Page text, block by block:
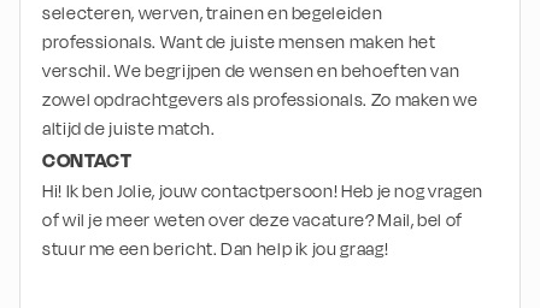
selecteren, werven, trainen en begeleiden
professionals. Want de juiste mensen maken het
verschil. We begrijpen de wensen en behoeften van
zowel opdrachtgevers als professionals. Zo maken we
altijd de juiste match.
CONTACT
Hi! Ik ben Jolie, jouw contactpersoon! Heb je nog vragen
of wil je meer weten over deze vacature? Mail, bel of
stuur me een bericht. Dan help ik jou graag!